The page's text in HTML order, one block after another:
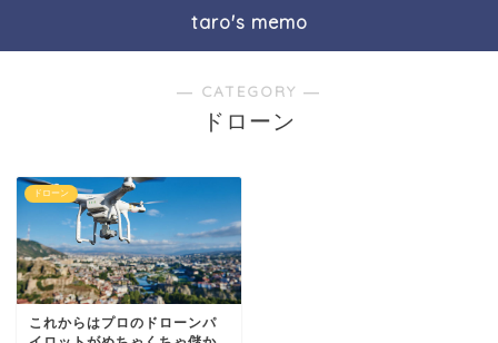
taro's memo
― CATEGORY ―
ドローン
ドローン
これからはプロのドローンパ